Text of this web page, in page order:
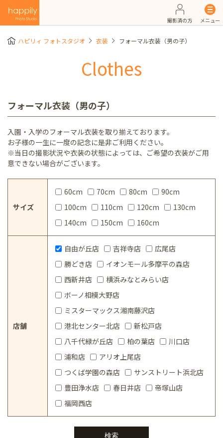
撮影済の方 メニュー
ハピリィ フォトスタジオ 衣装 フォーマル衣装（男の子）
Clothes
フォーマル衣装（男の子）
入園・入学のフォーマル衣装を取り揃えております。
お子様の一生に一度の記念に是非ご利用ください。
※当日の撮影状況や衣装の状態によっては、ご希望の衣装がご用
意できない場合がございます。
サイズ
60cm 70cm 80cm
90cm
100cm
110cm 120cm
130cm
140cm
150cm 160cm
店舗
自由が丘店 吉祥寺店
広尾店
勝どき店
イオンモール多摩平の森店
西新井店
横浜みなとみらい店
ボーノ相模大野店
ミスターマックス湘南藤沢店
港北センター北店
新松戸店
八千代緑が丘店
柏の葉店
川口店
浦和店
アリオ上尾店
つくば学園の森店
サンストリート浜北店
豊田浄水店
春日井店
帝塚山店
福岡西店